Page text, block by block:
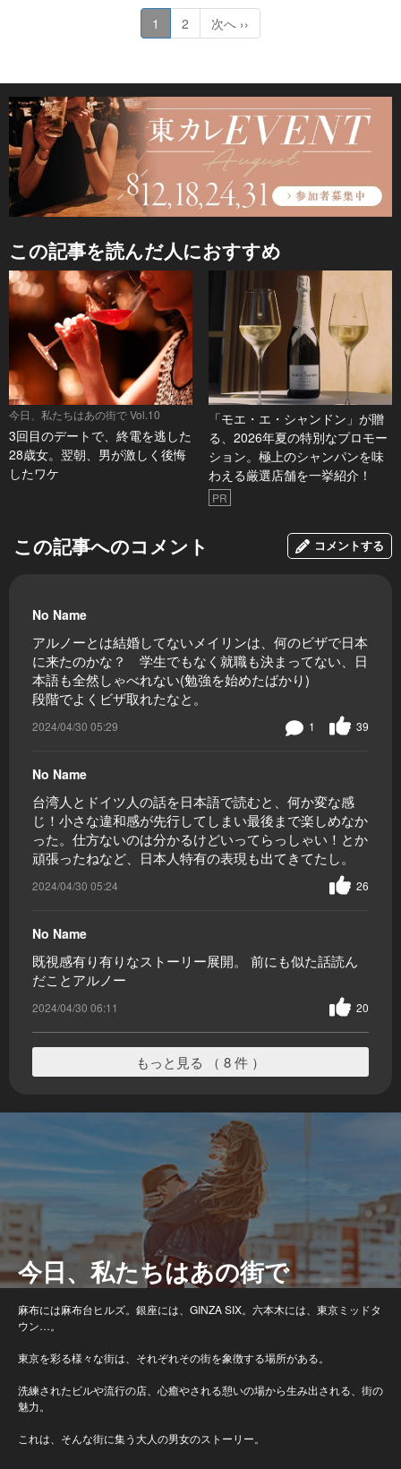
1 2 次へ ››
この記事を読んだ人におすすめ
今日、私たちはあの街で Vol.10
3回目のデートで、終電を逃した
28歳女。翌朝、男が激しく後悔
したワケ
「モエ・エ・シャンドン」が贈
る、2026年夏の特別なプロモー
ション。極上のシャンパンを味
わえる厳選店舗を一挙紹介！
PR
この記事へのコメント コメントする
No Name
アルノーとは結婚してないメイリンは、何のビザで日本
に来たのかな？ 学生でもなく就職も決まってない、日
本語も全然しゃべれない(勉強を始めたばかり)
段階でよくビザ取れたなと。
2024/04/30 05:29 39
1
No Name
台湾人とドイツ人の話を日本語で読むと、何か変な感
じ！小さな違和感が先行してしまい最後まで楽しめなか
った。仕方ないのは分かるけどいってらっしゃい！とか
頑張ったねなど、日本人特有の表現も出てきてたし。
2024/04/30 05:24 26
No Name
既視感有り有りなストーリー展開。 前にも似た話読ん
だことアルノー
2024/04/30 06:11 20
もっと見る （ 8 件 ）
今日、私たちはあの街で
麻布には麻布台ヒルズ。銀座には、GINZA SIX。六本木には、東京ミッドタ
ウン…。
東京を彩る様々な街は、それぞれその街を象徴する場所がある。
洗練されたビルや流行の店、心癒やされる憩いの場から生み出される、街の
魅力。
これは、そんな街に集う大人の男女のストーリー。